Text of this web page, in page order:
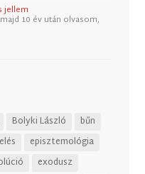
jellem
10 év után olvasom,
Bolyki László
bűn
episztemológia
exodusz